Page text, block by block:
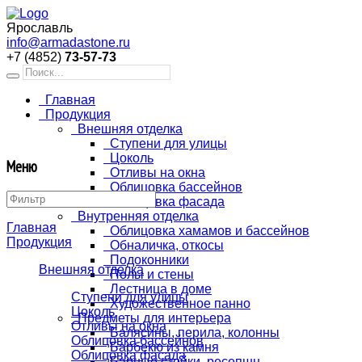
Ярославль
info@armadastone.ru
+7 (4852) 73-57-73
Главная
Продукция
Внешняя отделка
Ступени для улицы
Цоколь
Отливы на окна
Облицовка бассейнов
Облицовка фасада
Внутренняя отделка
Облицовка хамамов и бассейнов
Обналичка, откосы
Подоконники
Полы и стены
Лестница в доме
Художественное панно
Предметы для интерьера
Балясины, перила, колонны
Барбекю из камня
Меню
Главная
Продукция
Внешняя отделка
Ступени для улицы
Цоколь
Отливы на окна
Облицовка бассейнов
Облицовка фасада